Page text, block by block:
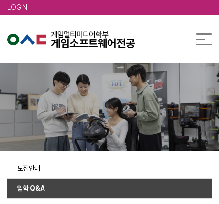
LOGIN
모집안내
입학 Q&A